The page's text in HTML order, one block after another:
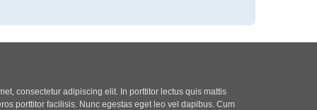
consectetur adipiscing elit. In porttitor lectus quis mattis
porttitor facilisis. Nunc egestas eget leo vel dapibus. Cum